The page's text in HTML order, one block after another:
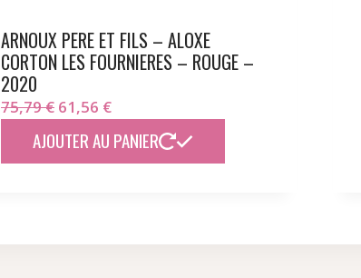
ARNOUX PERE ET FILS – ALOXE
CORTON LES FOURNIERES – ROUGE –
2020
75,79€ Le
prix
initial
61,56 €Le
prix
actuel
AJOUTER AU PANIER